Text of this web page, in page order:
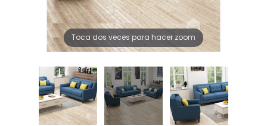
Toca dos veces para hacer zoom